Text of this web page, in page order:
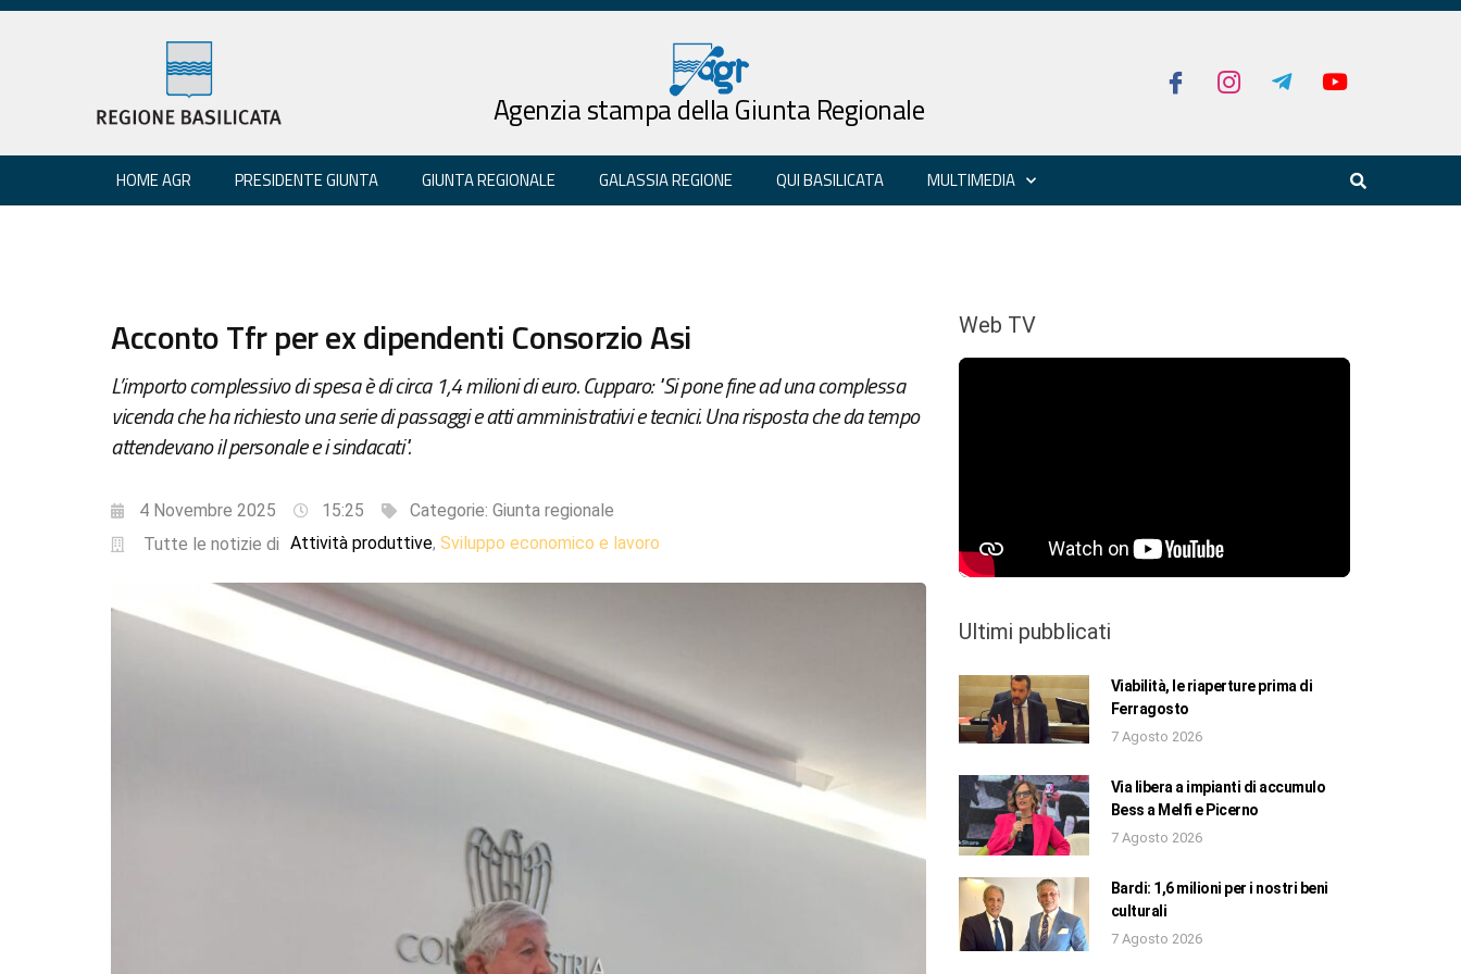
Agenzia stampa della Giunta Regionale
HOME AGR PRESIDENTE GIUNTA GIUNTA REGIONALE GALASSIA REGIONE QUI BASILICATA MULTIMEDIA
Acconto Tfr per ex dipendenti Consorzio Asi
L’importo complessivo di spesa è di circa 1,4 milioni di euro. Cupparo: "Si pone fine ad una complessa
vicenda che ha richiesto una serie di passaggi e atti amministrativi e tecnici. Una risposta che da tempo
attendevano il personale e i sindacati".
4 Novembre 2025 15:25 Categorie: Giunta regionale
Tutte le notizie di Attività produttive, Sviluppo economico e lavoro
Web TV
Ultimi pubblicati
Viabilità, le riaperture prima di
Ferragosto
7 Agosto 2026
Via libera a impianti di accumulo
Bess a Melfi e Picerno
7 Agosto 2026
Bardi: 1,6 milioni per i nostri beni
culturali
7 Agosto 2026